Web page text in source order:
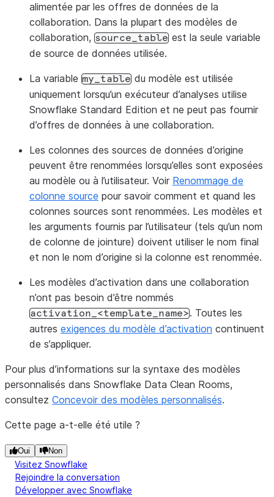
alimentée par les offres de données de la
collaboration. Dans la plupart des modèles de
collaboration, source_table est la seule variable
de source de données utilisée.
La variable my_table du modèle est utilisée
uniquement lorsqu’un exécuteur d’analyses utilise
Snowflake Standard Edition et ne peut pas fournir
d’offres de données à une collaboration.
Les colonnes des sources de données d’origine
peuvent être renommées lorsqu’elles sont exposées
au modèle ou à l’utilisateur. Voir Renommage de
colonne source pour savoir comment et quand les
colonnes sources sont renommées. Les modèles et
les arguments fournis par l’utilisateur (tels qu’un nom
de colonne de jointure) doivent utiliser le nom final
et non le nom d’origine si la colonne est renommée.
Les modèles d’activation dans une collaboration
n’ont pas besoin d’être nommés
activation_<template_name>. Toutes les
autres exigences du modèle d’activation continuent
de s’appliquer.
Pour plus d’informations sur la syntaxe des modèles
personnalisés dans Snowflake Data Clean Rooms,
consultez Concevoir des modèles personnalisés.
Cette page a-t-elle été utile ?
Oui Non
Visitez Snowflake
Rejoindre la conversation
Développer avec Snowflake